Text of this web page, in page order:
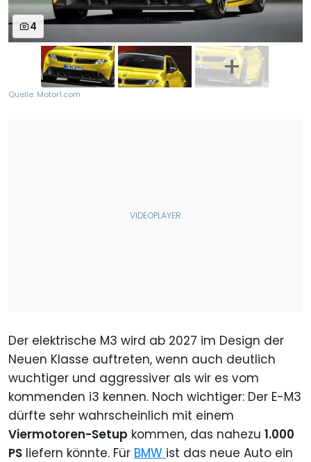
4
Quelle: Motor1.com
Der elektrische M3 wird ab 2027 im Design der
Neuen Klasse auftreten, wenn auch deutlich
wuchtiger und aggressiver als wir es vom
kommenden i3 kennen. Noch wichtiger: Der E-M3
dürfte sehr wahrscheinlich mit einem
Viermotoren-Setup kommen, das nahezu 1.000
PS liefern könnte. Für BMW ist das neue Auto ein